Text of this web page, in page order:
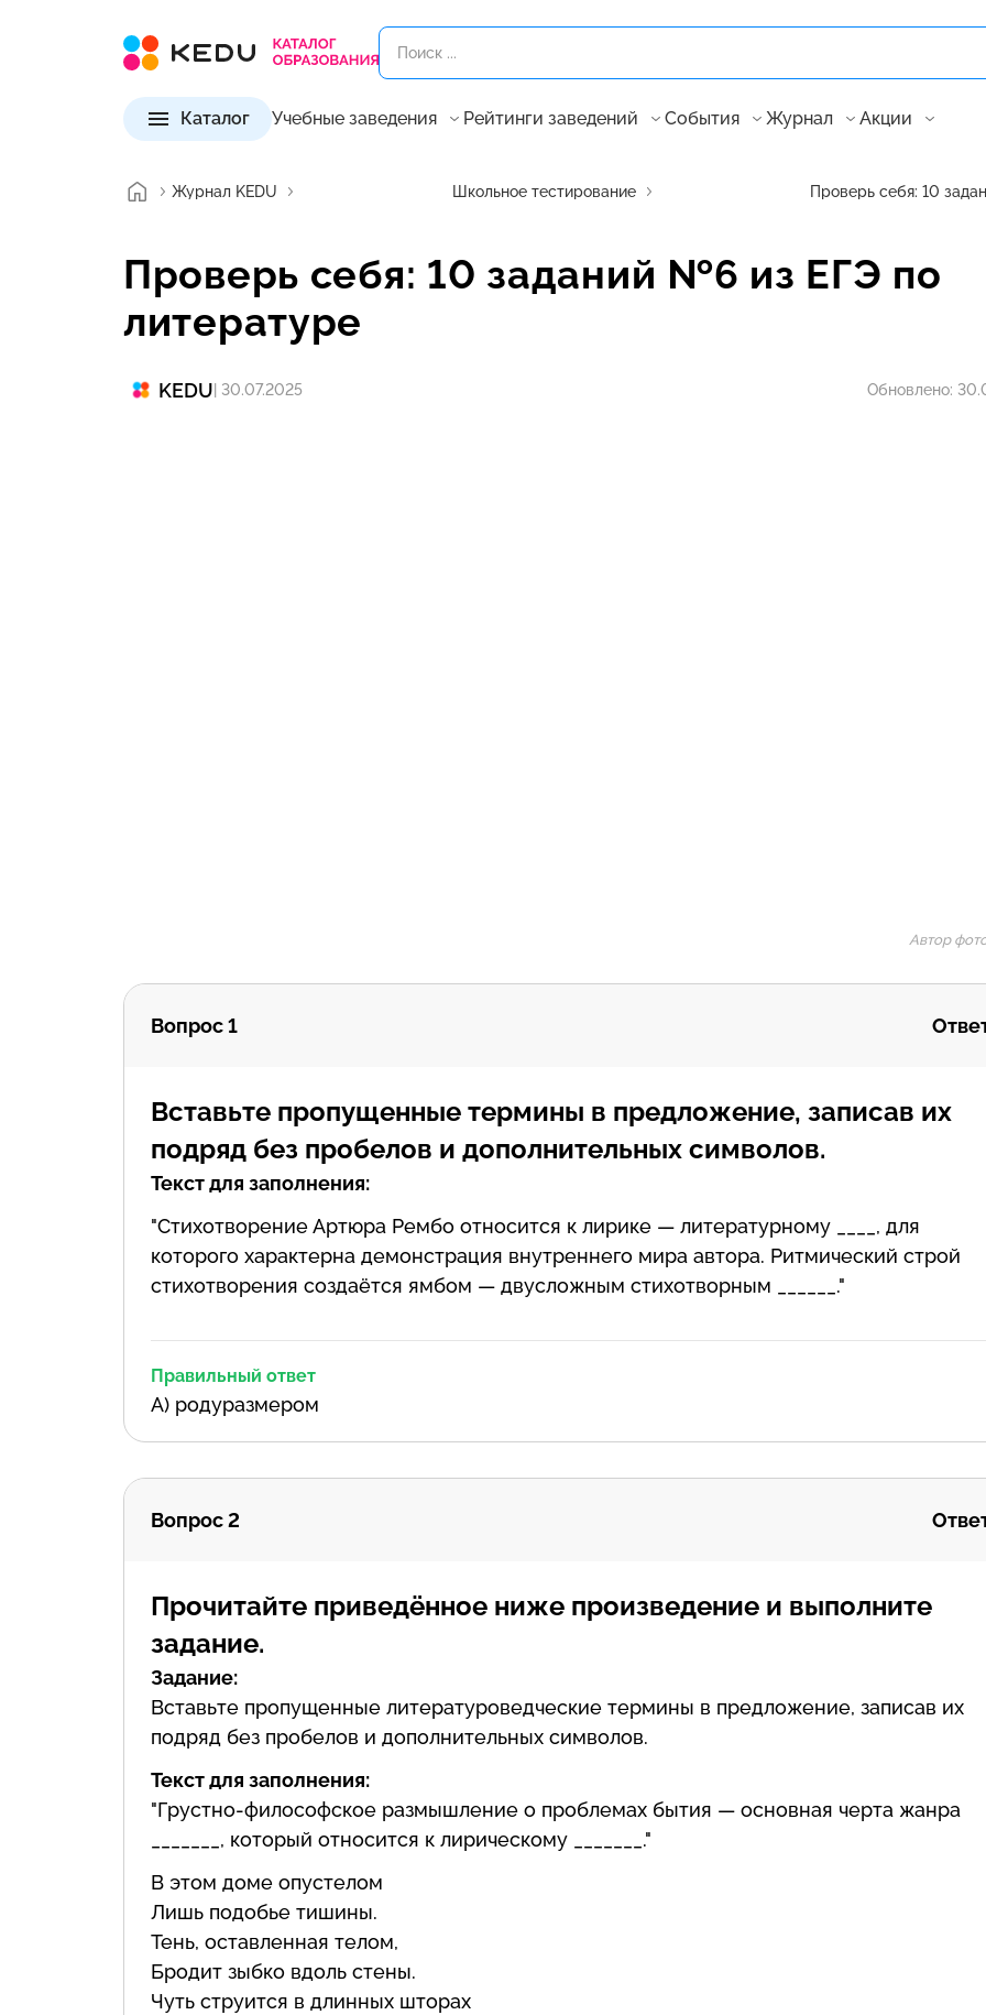
Каталог Учебные заведения Рейтинги заведений События Журнал Акции
Журнал KEDU Школьное тестирование Проверь себя: 10
Проверь себя: 10 заданий №6 из ЕГЭ по
литературе
KEDU | 30.07.2025 Обновлено:
Автор
Вопрос 1
Вставьте пропущенные термины в предложение, записав их
подряд без пробелов и дополнительных символов.
Текст для заполнения:
"Стихотворение Артюра Рембо относится к лирике — литературному ____, для
которого характерна демонстрация внутреннего мира автора. Ритмический строй
стихотворения создаётся ямбом — двусложным стихотворным ______."
Правильный ответ
А) родуразмером
Вопрос 2
Прочитайте приведённое ниже произведение и выполните
задание.
Задание:
Вставьте пропущенные литературоведческие термины в предложение, записав их
подряд без пробелов и дополнительных символов.
Текст для заполнения:
"Грустно-философское размышление о проблемах бытия — основная черта жанра
_______, который относится к лирическому _______."
В этом доме опустелом
Лишь подобье тишины.
Тень, оставленная телом,
Бродит зыбко вдоль стены.
Чуть струится в длинных шторах